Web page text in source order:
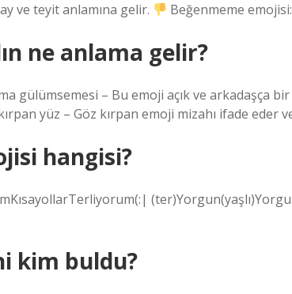
ve teyit anlamına gelir. Beğenmeme
ne anlama gelir?
gülümsemesi – Bu emoji açık ve arkadaşça
yüz – Göz kırpan emoji mizahı ifade eder
hangisi?
kim buldu?